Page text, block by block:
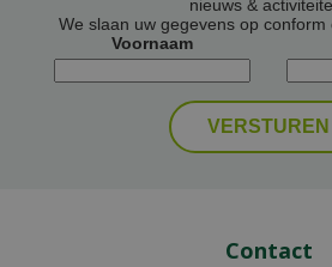
nieuws &
We slaan uw gegevens op conform
Voornaam
Contact